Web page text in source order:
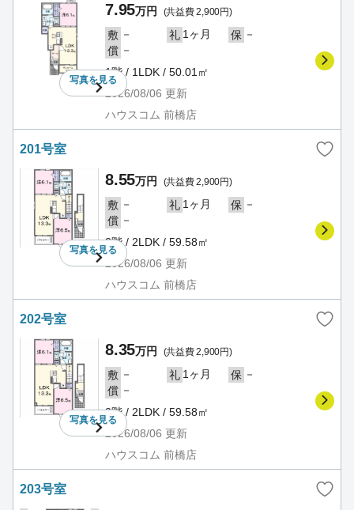
写真を見る
7.95万円 (共益費 2,900円)
敷 － 礼 1ヶ月 保 －
償 －
1階 / 1LDK / 50.01㎡
2026/08/06 更新
ハウスコム 前橋店
201号室
写真を見る
8.55万円 (共益費 2,900円)
敷 － 礼 1ヶ月 保 －
償 －
2階 / 2LDK / 59.58㎡
2026/08/06 更新
ハウスコム 前橋店
202号室
写真を見る
8.35万円 (共益費 2,900円)
敷 － 礼 1ヶ月 保 －
償 －
2階 / 2LDK / 59.58㎡
2026/08/06 更新
ハウスコム 前橋店
203号室